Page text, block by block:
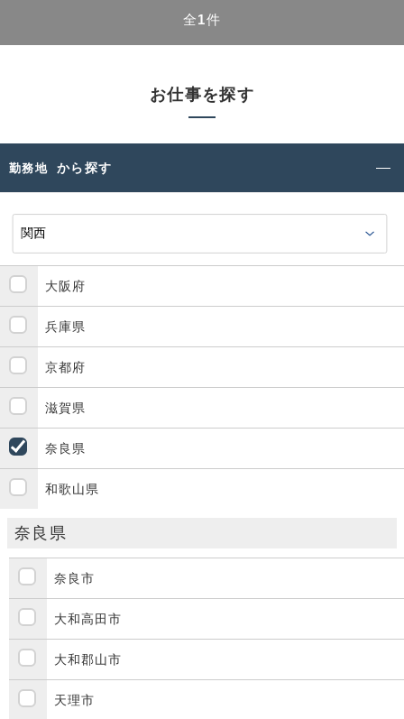
全1件
お仕事を探す
勤務地 から探す
大阪府
兵庫県
京都府
滋賀県
奈良県
和歌山県
奈良県
奈良市
大和高田市
大和郡山市
天理市